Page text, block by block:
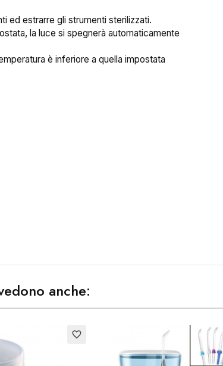
ed estrarre gli strumenti sterilizzati.
la luce si spegnerà automaticamente
è inferiore a quella impostata
anche:
favorite_border